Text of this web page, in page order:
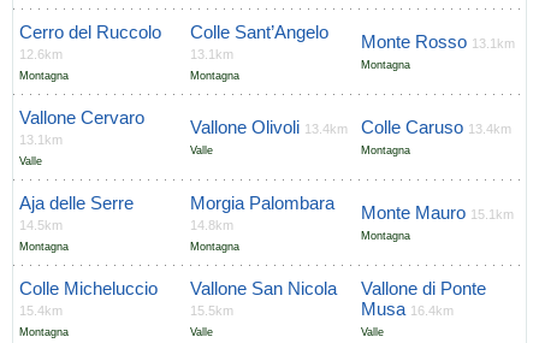
Cerro del Ruccolo
12.6km
Montagna
Colle Sant’Angelo
13.1km
Montagna
Monte Rosso 13.1km
Montagna
Vallone Cervaro
13.1km
Valle
Vallone Olivoli 13.4km
Valle
Colle Caruso 13.4km
Montagna
Aja delle Serre
14.5km
Montagna
Morgia Palombara
14.8km
Montagna
Monte Mauro 15.1km
Montagna
Colle Micheluccio
15.4km
Montagna
Vallone San Nicola
15.5km
Valle
Vallone di Ponte
Musa 16.4km
Valle